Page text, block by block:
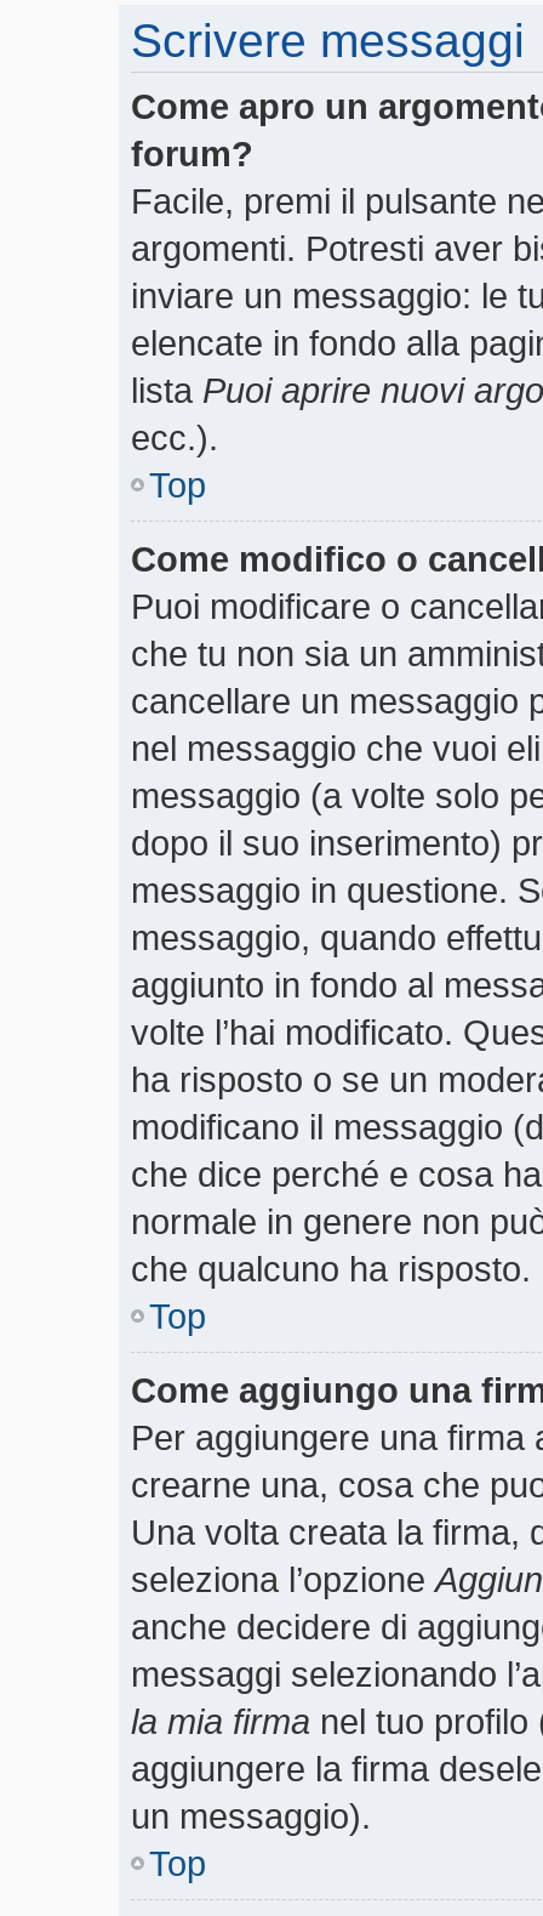
Scrivere messaggi
Come apro un
forum?
Facile, premi il pulsante
argomenti. Potresti aver
inviare un messaggio: le
elencate in fondo alla
lista Puoi aprire nuovi
ecc.).
Top
Come modifico o
Puoi modificare o
che tu non sia un
cancellare un messaggio
nel messaggio che vuoi
messaggio (a volte solo
dopo il suo inserimento)
messaggio in questione.
messaggio, quando
aggiunto in fondo al
volte l’hai modificato.
ha risposto o se un
modificano il messaggio
che dice perché e cosa
normale in genere non
che qualcuno ha risposto.
Top
Come aggiungo una
Per aggiungere una
crearne una, cosa che
Una volta creata la firma,
seleziona l’opzione
anche decidere di
messaggi selezionando
la mia firma nel tuo
aggiungere la firma
un messaggio).
Top